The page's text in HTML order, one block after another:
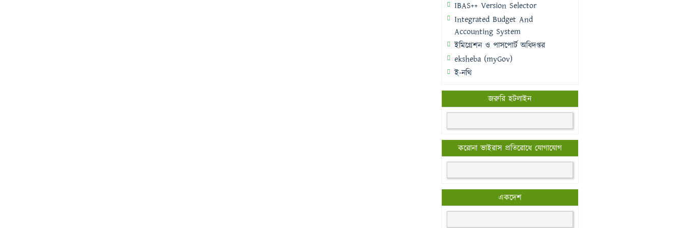
IBAS++ Version Selector
Integrated Budget And
Accounting System
ইমিগ্রেশন ও পাসপোর্ট অধিদপ্তর
eksheba (myGov)
ই-নথি
জরুরি হটলাইন
করোনা ভাইরাস প্রতিরোধে যোগাযোগ
একদেশ